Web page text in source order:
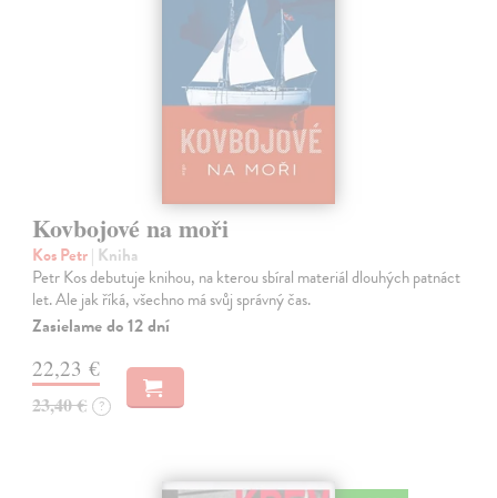
Kovbojové na moři
Kos Petr| Kniha
Petr Kos debutuje knihou, na kterou sbíral materiál dlouhých patnáct
let. Ale jak říká, všechno má svůj správný čas.
Zasielame do 12 dní
22,23 €
23,40 € ?